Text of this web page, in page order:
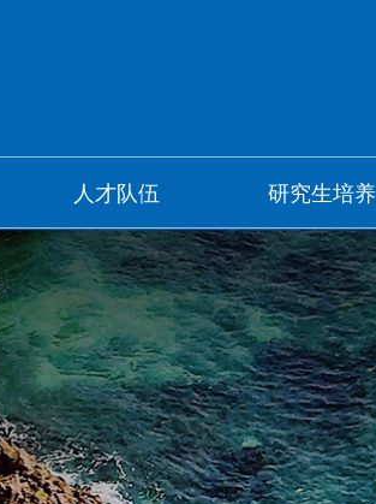
人才队伍 研究生培养